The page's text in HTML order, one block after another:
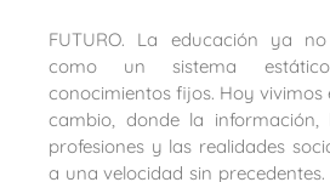
FUTURO. La educación ya
como un sistema
conocimientos fijos. Hoy vivimos
cambio, donde la información,
profesiones y las realidades
a una velocidad sin